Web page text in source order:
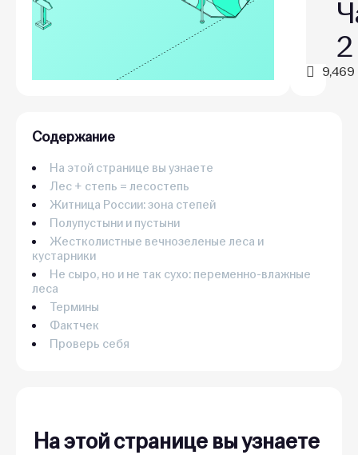
2
9,469
Содержание
На этой странице вы узнаете
Лес + степь = лесостепь
Житница России: зона степей
Полупустыни и пустыни
Жестколистные вечнозеленые леса и
кустарники
Не сыро, но и не так сухо: переменно-влажные
леса
Термины
Фактчек
Проверь себя
На этой странице вы узнаете